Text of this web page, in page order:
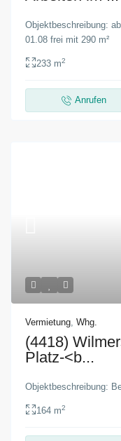
Objektbeschreibung:
01.08 frei mit 290 m²
233 m2
Anrufen
Vermietung,Whg.
(4418)
Platz-<b...
Objektbeschreibung:
164 m2